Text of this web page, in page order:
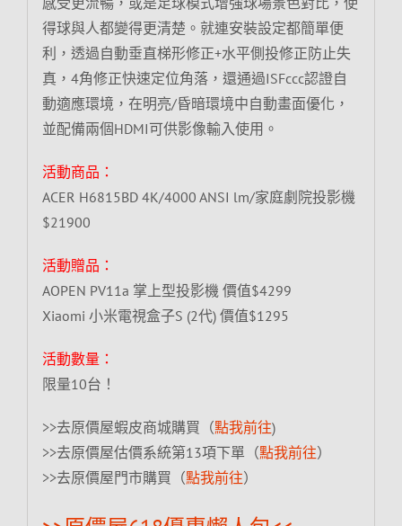
得球與人都變得更清楚。就連安裝設定都簡單便
利，透過自動垂直梯形修正+水平側投修正防止失
真，4角修正快速定位角落，還通過ISFccc認證自
動適應環境，在明亮/昏暗環境中自動畫面優化，
並配備兩個HDMI可供影像輸入使用。
活動商品：
ACER H6815BD 4K/4000 ANSI lm/家庭劇院投影機
$21900
活動贈品：
AOPEN PV11a 掌上型投影機 價值$4299
Xiaomi 小米電視盒子S (2代) 價值$1295
活動數量：
限量10台！
>>去原價屋蝦皮商城購買（點我前往)
>>去原價屋估價系統第13項下單（點我前往）
>>去原價屋門市購買（點我前往）